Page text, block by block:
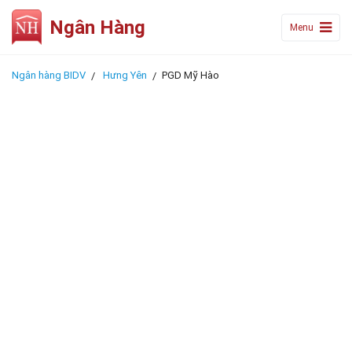
Ngân Hàng Menu
Ngân hàng BIDV Hưng Yên PGD Mỹ Hào